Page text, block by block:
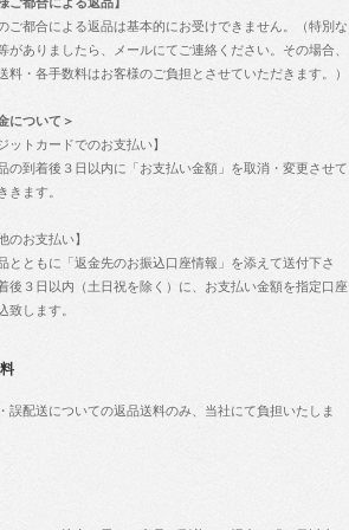
ご都合による返品は基本的にお受けできません。（特別な
がありましたら、メールにてご連絡ください。その場合、
料・各手数料はお客様のご負担とさせていただきます。）
について＞
ットカードでのお支払い】
の到着後３日以内に「お支払い金額」を取消・変更させて
きます。
のお支払い】
とともに「返金先のお振込口座情報」を添えて送付下さ
後３日以内（土日祝を除く）に、お支払い金額を指定口座
致します。
誤配送についての返品送料のみ、当社にて負担いたしま